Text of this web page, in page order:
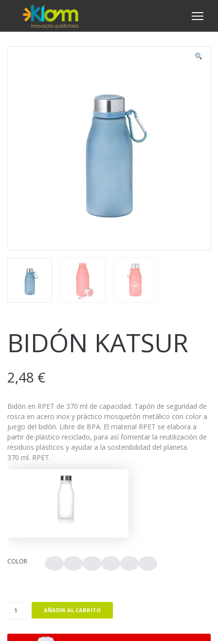
BIDÓN KATSUR
2,48 €
Bidón en RPET de 370 ml de capacidad. Tapón de seguridad de
rosca en acero inox y práctico mosquetón metálico con color a
juego del bidón. Libre de BPA. El material RPET se elabora a
partir de plástico reciclado, para así fomentar la reutilización de
residuos plásticos y ayudar a la sostenibilidad del planeta.
370 ml. RPET.
COLOR
AÑADIR AL CARRITO